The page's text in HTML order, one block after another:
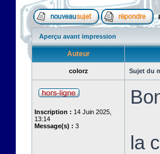
Aperçu avant impression
Auteur
colorz Sujet du
Inscription : 14 Juin 2025,
13:14
Message(s) : 3
la